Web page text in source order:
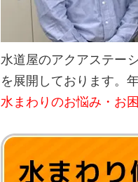
水道屋のアクアステー
を展開しております。
水まわりのお悩み・お